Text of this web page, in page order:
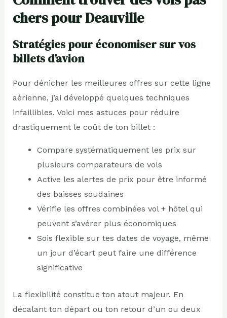
chers pour Deauville
Stratégies pour économiser sur vos
billets d’avion
Pour dénicher les meilleures offres sur cette ligne
aérienne, j’ai développé quelques techniques
infaillibles. Voici mes astuces pour réduire
drastiquement le coût de ton billet :
Compare systématiquement les prix sur
plusieurs comparateurs de vols
Active les alertes de prix pour être informé
des baisses soudaines
Vérifie les offres combinées vol + hôtel qui
peuvent s’avérer plus économiques
Sois flexible sur tes dates de voyage, même
un jour d’écart peut faire une différence
significative
La flexibilité constitue ton atout majeur. En
décalant ton départ ou ton retour d’un ou deux